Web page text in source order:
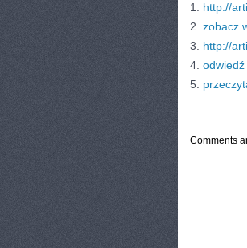
1. http://
2. zobacz
3. http://
4.
5.
Comments